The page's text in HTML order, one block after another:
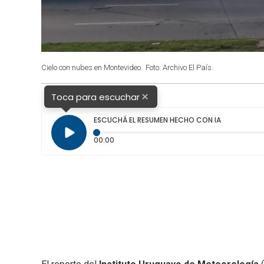
Cielo con nubes en Montevideo. Foto: Archivo El País.
Toca para escuchar×
ESCUCHÁ EL RESUMEN HECHO CON IA
00:00